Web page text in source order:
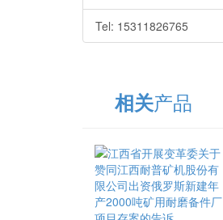
Tel: 15311826765
相关产品